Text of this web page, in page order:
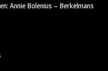
Annie Bolenius – Berkelmans